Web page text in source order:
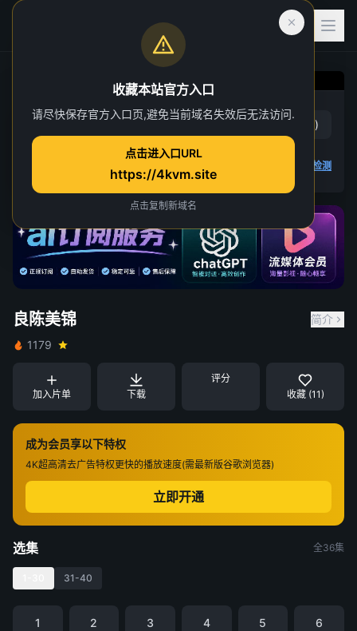
良陈美锦
第 15 集
赞 ( 6 )
播放检测
良陈美锦
简介
1179
加入片单 下载
评分
收藏 (11)
成为会员享以下特权
4K超高清去广告特权更快的播放速度(需最新版谷歌浏览器)
立即开通
选集 全36集
31-40
1 2 3 4 5 6
收藏本站官方入口
请尽快保存官方入口页,避免当前域名失效后无法访问.
点击进入口URL
https://4kvm.site
点击复制新域名